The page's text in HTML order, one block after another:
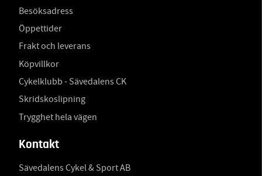
Besöksadress
Öppettider
Frakt och leverans
Köpvillkor
Cykelklubb - Sävedalens CK
Skridskoslipning
Trygghet hela vägen
Kontakt
Sävedalens Cykel & Sport AB